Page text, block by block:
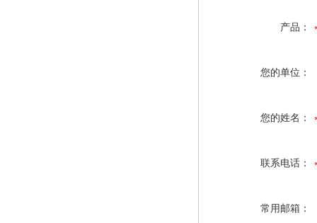
产品：
您的单位：
您的姓名：
联系电话：
常用邮箱：